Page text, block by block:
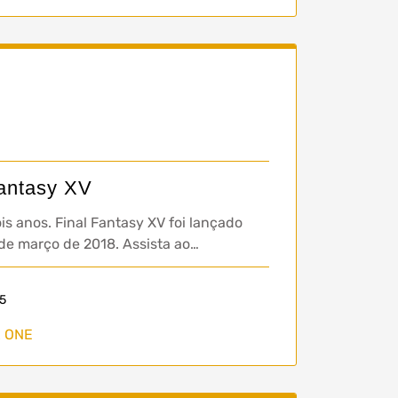
XV
anos. Final Fantasy XV foi lançado
março de 2018. Assista ao…